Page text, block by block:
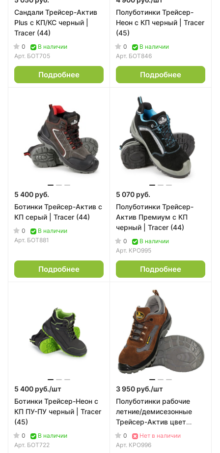
Сандали Трейсер-Актив
Plus с КП/КС черный |
Tracer (44)
0
В наличии
Арт. БОТ705
Подробнее
Полуботинки Трейсер-
Неон с КП черный | Tracer
(45)
0
В наличии
Арт. БОТ846
Подробнее
5 400 руб.
Ботинки Трейсер-Актив с
КП серый | Tracer (44)
0
В наличии
Арт. БОТ881
Подробнее
5 070 руб.
Полуботинки Трейсер-
Актив Премиум с КП
черный | Tracer (44)
0
В наличии
Арт. КРО995
Подробнее
5 400 руб./шт
Ботинки Трейсер-Неон с
КП ПУ-ПУ черный | Tracer
(45)
0
В наличии
Арт. БОТ722
3 950 руб./шт
Полуботинки рабочие
летние/демисезонные
Трейсер-Актив цвет
коричневый | Tracer (47)
0
Нет в наличии
Арт. КРО996